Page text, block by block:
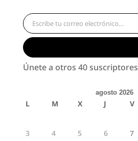
Escribe tu correo electrónico…
Únete a otros 40 suscriptores
agosto 2026
L M X J V
3
4 5 6 7